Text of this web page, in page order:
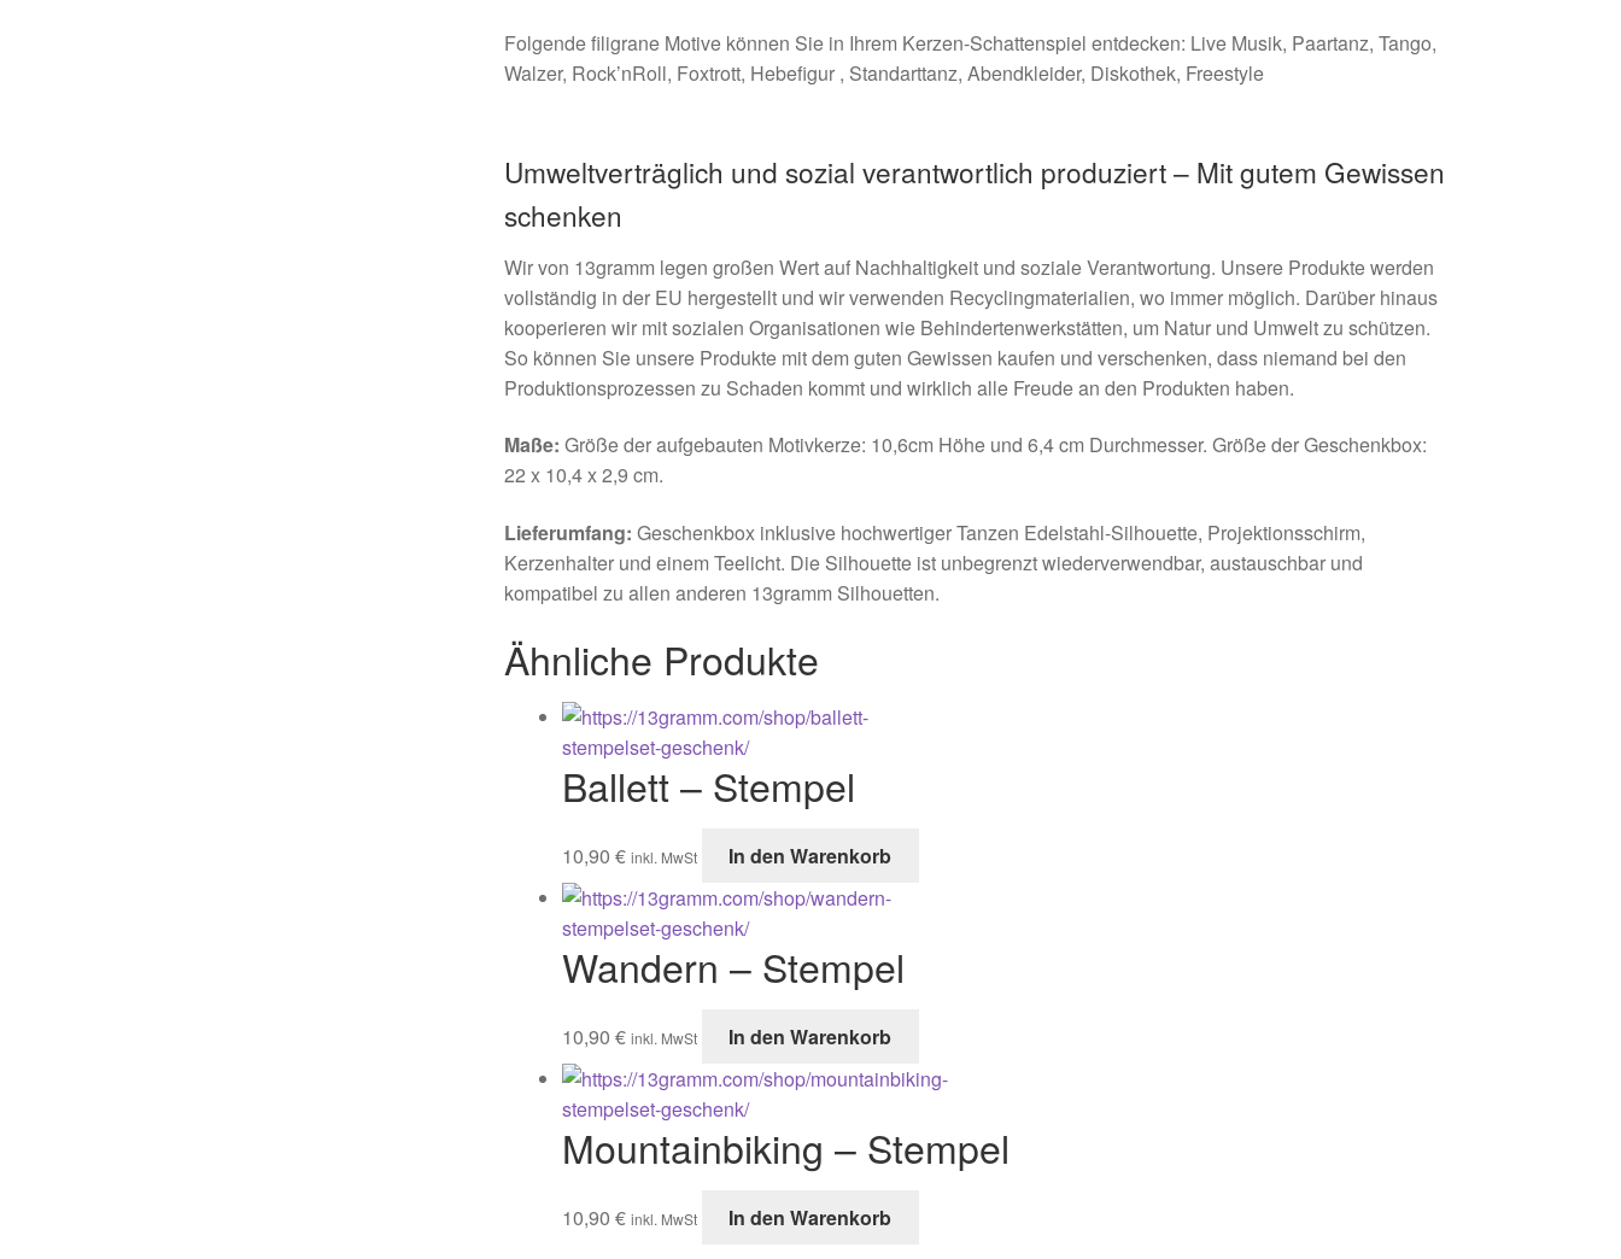
Folgende filigrane Motive können Sie in Ihrem Kerzen-Schattenspiel entdecken: Live Musik, Paartanz, Tango,
Walzer, Rock’nRoll, Foxtrott, Hebefigur , Standarttanz, Abendkleider, Diskothek, Freestyle
Umweltverträglich und sozial verantwortlich produziert – Mit gutem Gewissen
schenken
Wir von 13gramm legen großen Wert auf Nachhaltigkeit und soziale Verantwortung. Unsere Produkte werden
vollständig in der EU hergestellt und wir verwenden Recyclingmaterialien, wo immer möglich. Darüber hinaus
kooperieren wir mit sozialen Organisationen wie Behindertenwerkstätten, um Natur und Umwelt zu schützen.
So können Sie unsere Produkte mit dem guten Gewissen kaufen und verschenken, dass niemand bei den
Produktionsprozessen zu Schaden kommt und wirklich alle Freude an den Produkten haben.
Maße: Größe der aufgebauten Motivkerze: 10,6cm Höhe und 6,4 cm Durchmesser. Größe der Geschenkbox:
22 x 10,4 x 2,9 cm.
Lieferumfang: Geschenkbox inklusive hochwertiger Tanzen Edelstahl-Silhouette, Projektionsschirm,
Kerzenhalter und einem Teelicht. Die Silhouette ist unbegrenzt wiederverwendbar, austauschbar und
kompatibel zu allen anderen 13gramm Silhouetten.
Ähnliche Produkte
Ballett – Stempel
10,90 € inkl. MwSt In den Warenkorb
Wandern – Stempel
10,90 € inkl. MwSt In den Warenkorb
Mountainbiking – Stempel
10,90 € inkl. MwSt In den Warenkorb